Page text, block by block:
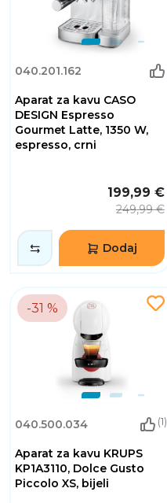
040.201.162
Aparat za kavu CASO
DESIGN Espresso
Gourmet Latte, 1350 W,
espresso, crni
199,99 €
249,99 €
Dodaj
-31 %
040.500.034 (1)
Aparat za kavu KRUPS
KP1A3110, Dolce Gusto
Piccolo XS, bijeli